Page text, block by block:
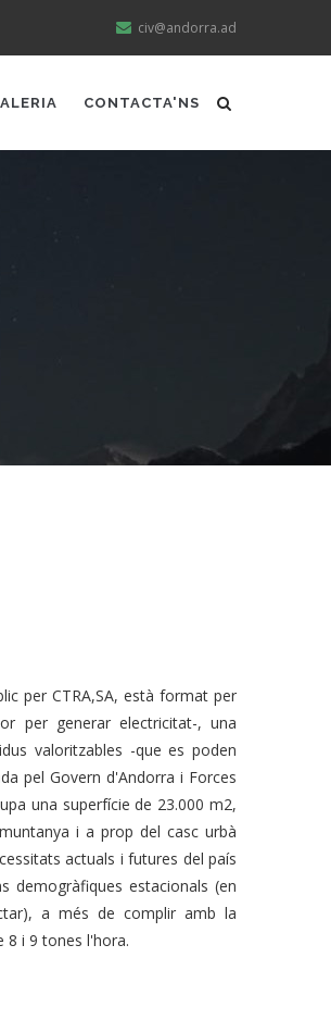
civ@andorra.ad
CONTACTA'NS
per CTRA,SA, està format per
per generar electricitat-, una
valoritzables -que es poden
pel Govern d'Andorra i Forces
una superfície de 23.000 m2,
i a prop del casc urbà
actuals i futures del país
demogràfiques estacionals (en
a més de complir amb la
8 i 9 tones l'hora.